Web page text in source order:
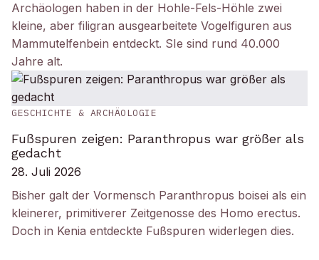
Archäologen haben in der Hohle-Fels-Höhle zwei
kleine, aber filigran ausgearbeitete Vogelfiguren aus
Mammutelfenbein entdeckt. SIe sind rund 40.000
Jahre alt.
GESCHICHTE & ARCHÄOLOGIE
Fußspuren zeigen: Paranthropus war größer als
gedacht
28. Juli 2026
Bisher galt der Vormensch Paranthropus boisei als ein
kleinerer, primitiverer Zeitgenosse des Homo erectus.
Doch in Kenia entdeckte Fußspuren widerlegen dies.